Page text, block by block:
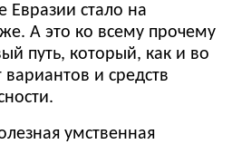
Евразии стало на
А это ко всему прочему
путь, который, как и во
и средств
умственная